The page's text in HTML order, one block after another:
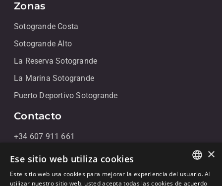
Zonas
Sotogrande Costa
Sotogrande Alto
La Reserva Sotogrande
La Marina Sotogrande
Puerto Deportivo Sotogrande
Contacto
+34 607 911 661
+34 856 091 709
info@noll-sotogrande.com
ENGLISH
×
Ese sitio web utiliza cookies
Este sitio web usa cookies para mejorar la experiencia del usuario. Al
utilizar nuestro sitio web, usted acepta todas las cookies de acuerdo